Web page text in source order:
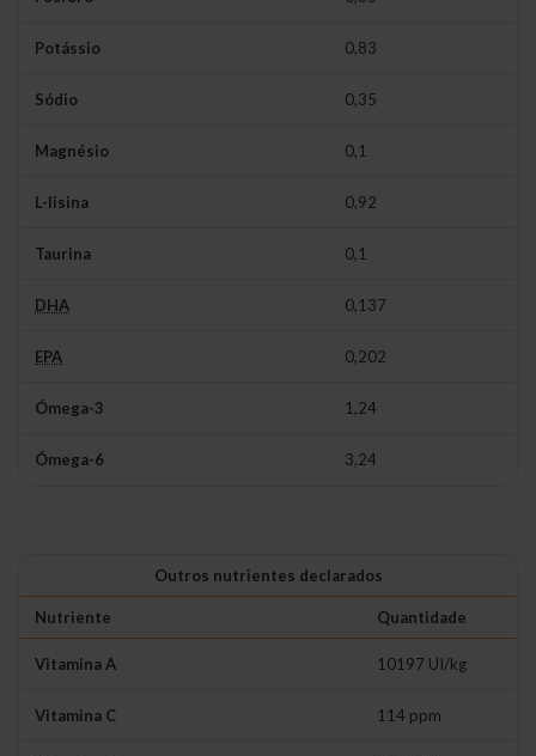
Potássio 0,83
Sódio 0,35
Magnésio 0,1
L-lisina 0,92
Taurina 0,1
DHA 0,137
EPA 0,202
Ómega-3 1,24
Ómega-6 3,24
Outros nutrientes declarados
Nutriente Quantidade
Vitamina A 10197 UI/kg
Vitamina C 114 ppm